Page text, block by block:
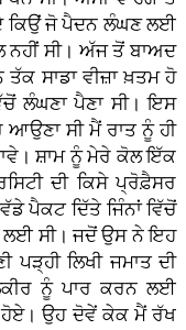
ਕਿਉਂ ਜੋ ਪੈਦਨ ਲੰਘਣ ਲਈ
ਨਹੀਂ ਸੀ। ਅੱਜ ਤੋਂ ਬਾਅਦ
ਸਾਡਾ ਵੀਜ਼ਾ ਖ਼ਤਮ ਹੋ
ਲੰਘਣਾ ਪੈਣਾ ਸੀ। ਇਸ
ਸੀ ਮੈਂ ਰਾਤ ਨੂੰ ਹੀ
ਸ਼ਾਮ ਨੂੰ ਮੇਰੇ ਕੋਲ ਇੱਕ
ਦੀ ਕਿਸੇ ਪ੍ਰੋਫ਼ੈਸਰ
ਪੈਕਟ ਦਿੱਤੇ ਜਿੰਨਾਂ ਵਿੱਚੋਂ
ਸੀ। ਜਦੋਂ ਉਸ ਨੇ ਇਹ
ਲਿਖੀ ਜਮਾਤ ਦੀ
ਨੂੰ ਪਾਰ ਕਰਨ ਲਈ
ਹੋਏ। ਉਹ ਦੋਵੇਂ ਕੇਕ ਮੈਂ ਰੱਖ